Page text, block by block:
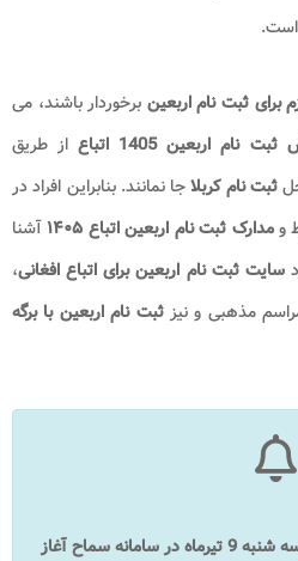
برای ثبت نام اربعین برخوردار باشند، می
نام اربعین 1405 اتباع
از طریق
ثبت نام کربلاجا نمانند. بنابراین افراد در
ومدارک ثبت نام اربعین اتباع ۱۴۰۵
آشنا
سایت ثبت نام اربعین برای اتباع افغانی،
مذهبی و نیزثبت نام اربعین با برگه
ثبت نام اربعین ۱۴۰۵، از روز سه شنبه 9 تیرماه در سامانه سماح آغاز